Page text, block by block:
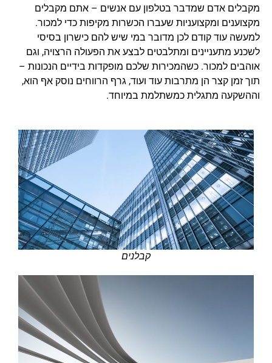
מקבלים אדם שמדבר בטלפון עם אנשים – אתם מקבלים
מקצוענים ומקצועניות שעברו הכשרות מקיפות כדי למכור.
למעשה עוד קודם לכן מדובר במי שיש להם כישרון בסיסי
לשכנע מתעניינים ומתלבטים לבצע את הפעולה הרצויה, וגם
אוהבים למכור. כשהמכירות שלכם מופקדות בידיים הנכונות –
תוך זמן קצר הן מתרבות עוד ועוד, גרף הרווחים נוסק אף הוא,
וההשקעה מתגלית כמשתלמת במיוחד.
קבלנים